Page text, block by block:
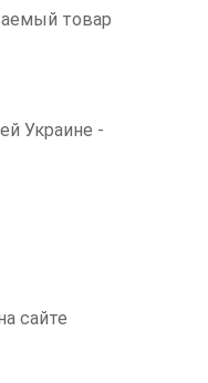
товар
Украине -
сайте